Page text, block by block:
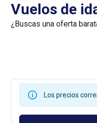
Vuelos de
¿Buscas una oferta
Los precios